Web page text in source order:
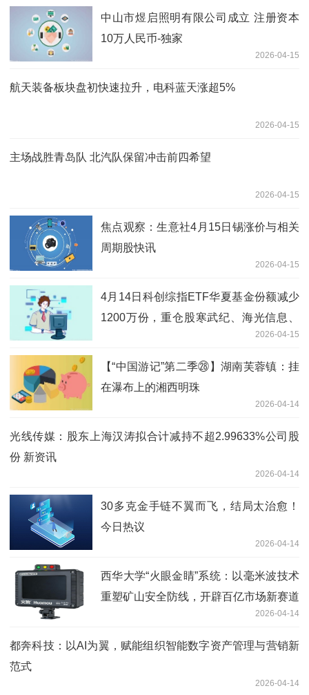
中山市煜启照明有限公司成立 注册资本
10万人民币-独家
2026-04-15
航天装备板块盘初快速拉升，电科蓝天涨超5%
2026-04-15
主场战胜青岛队 北汽队保留冲击前四希望
2026-04-15
焦点观察：生意社4月15日锡涨价与相关
周期股快讯
2026-04-15
4月14日科创综指ETF华夏基金份额减少
1200万份，重仓股寒武纪、海光信息、
2026-04-15
【“中国游记”第二季㉘】湖南芙蓉镇：挂
在瀑布上的湘西明珠
2026-04-14
光线传媒：股东上海汉涛拟合计减持不超2.99633%公司股
份 新资讯
2026-04-14
30多克金手链不翼而飞，结局太治愈！
今日热议
2026-04-14
西华大学“火眼金睛”系统：以毫米波技术
重塑矿山安全防线，开辟百亿市场新赛道
2026-04-14
都奔科技：以AI为翼，赋能组织智能数字资产管理与营销新
范式
2026-04-14